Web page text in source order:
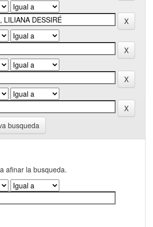
busqueda
afinar la busqueda.